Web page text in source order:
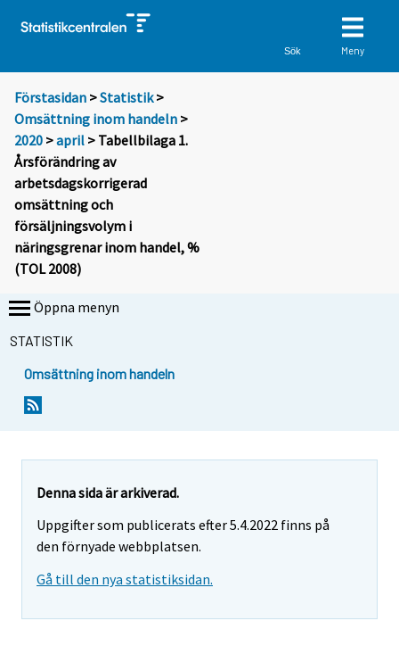
Sök Meny
Förstasidan >Statistik >
Omsättning inom handeln >
2020 >april > Tabellbilaga 1.
Årsförändring av
arbetsdagskorrigerad
omsättning och
försäljningsvolym i
näringsgrenar inom handel, %
(TOL 2008)
Öppna menyn
STATISTIK
Omsättning inom handeln
Denna sida är arkiverad.
Uppgifter som publicerats efter 5.4.2022 finns på
den förnyade webbplatsen.
Gå till den nya statistiksidan.